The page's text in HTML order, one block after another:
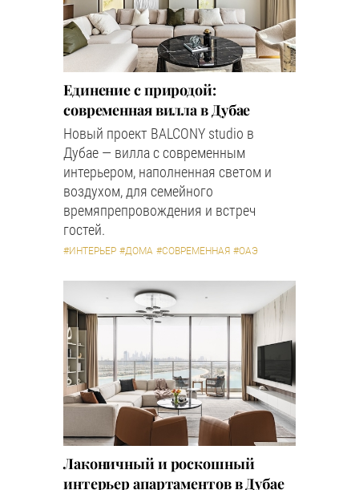
Единение с природой:
современная вилла в Дубае
Новый проект BALCONY studio в
Дубае — вилла с современным
интерьером, наполненная светом и
воздухом, для семейного
времяпрепровождения и встреч
гостей.
#ИНТЕРЬЕР #ДОМА #СОВРЕМЕННАЯ #ОАЭ
Лаконичный и роскошный
интерьер апартаментов в Дубае